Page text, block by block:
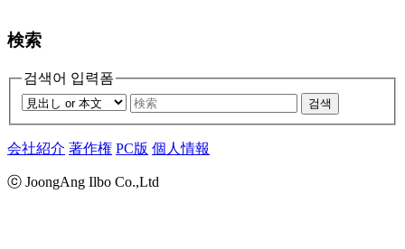
検索
검색어 입력폼
검색
会社紹介 著作権 PC版 個人情報
ⓒ JoongAng Ilbo Co.,Ltd